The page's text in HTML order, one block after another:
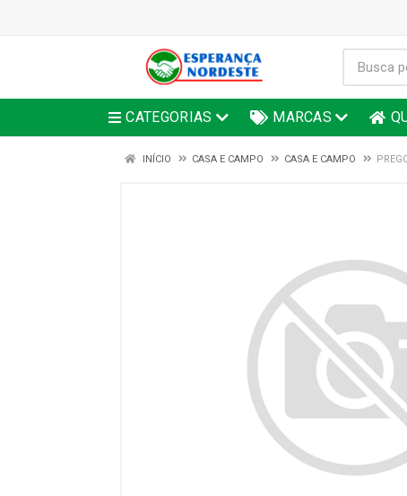
CATEGORIAS MARCAS
INÍCIO CASA E CAMPO CASA E CAMPO